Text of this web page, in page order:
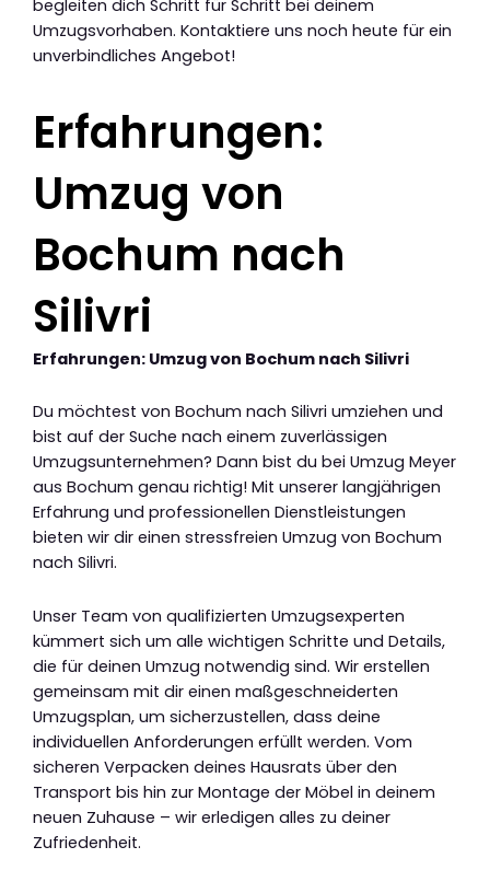
begleiten dich Schritt für Schritt bei deinem
Umzugsvorhaben. Kontaktiere uns noch heute für ein
unverbindliches Angebot!
Erfahrungen:
Umzug von
Bochum nach
Silivri
Erfahrungen: Umzug von Bochum nach Silivri
Du möchtest von Bochum nach Silivri umziehen und
bist auf der Suche nach einem zuverlässigen
Umzugsunternehmen? Dann bist du bei Umzug Meyer
aus Bochum genau richtig! Mit unserer langjährigen
Erfahrung und professionellen Dienstleistungen
bieten wir dir einen stressfreien Umzug von Bochum
nach Silivri.
Unser Team von qualifizierten Umzugsexperten
kümmert sich um alle wichtigen Schritte und Details,
die für deinen Umzug notwendig sind. Wir erstellen
gemeinsam mit dir einen maßgeschneiderten
Umzugsplan, um sicherzustellen, dass deine
individuellen Anforderungen erfüllt werden. Vom
sicheren Verpacken deines Hausrats über den
Transport bis hin zur Montage der Möbel in deinem
neuen Zuhause – wir erledigen alles zu deiner
Zufriedenheit.